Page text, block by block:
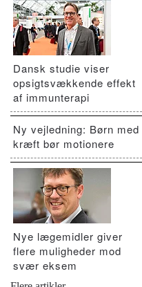
Dansk studie viser
opsigtsvækkende effekt
af immunterapi
Ny vejledning: Børn med
kræft bør motionere
Nye lægemidler giver
flere muligheder mod
svær eksem